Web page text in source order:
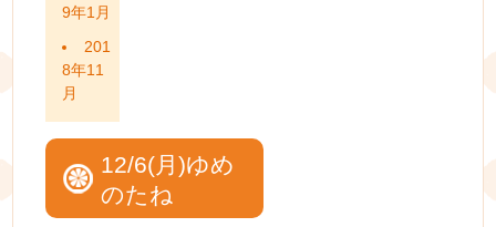
9年1月
201
8年11
月
12/6(月)ゆめ
のたね